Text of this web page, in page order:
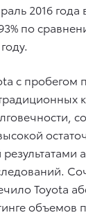
2016 года
по
с пробегом
Toyota
объемов